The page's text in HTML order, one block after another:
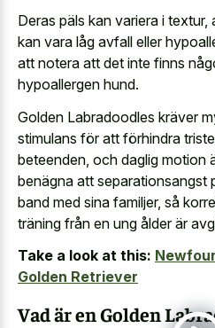
Deras päls kan variera i
kan vara låg avfall eller
att notera att det inte finns
hypoallergen hund.
Golden Labradoodles kräver
stimulans för att förhindra
beteenden, och daglig motion
benägna att separationsangst
band med sina familjer, så
träning från en ung ålder är
Take a look at this:
Golden Retriever
Vad är en Golden